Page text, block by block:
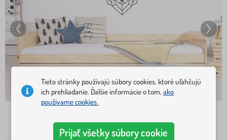
Tieto stránky používajú súbory cookies, ktoré uľahčujú
ich prehliadanie. Ďalšie informácie o tom,ako
používame cookies.
Prijať všetky súbory cookie